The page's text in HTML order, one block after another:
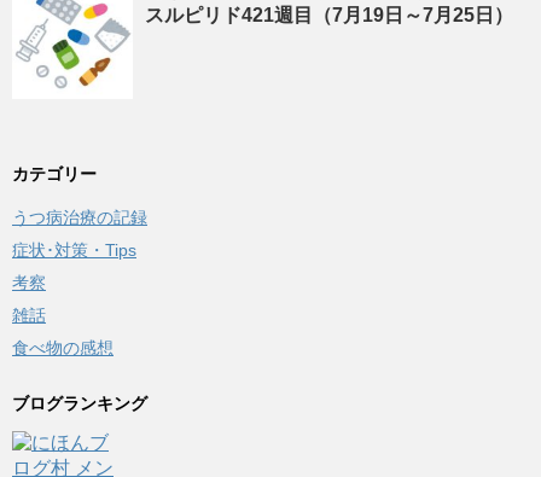
スルピリド421週目（7月19日～7月25日）
カテゴリー
うつ病治療の記録
症状･対策・Tips
考察
雑話
食べ物の感想
ブログランキング